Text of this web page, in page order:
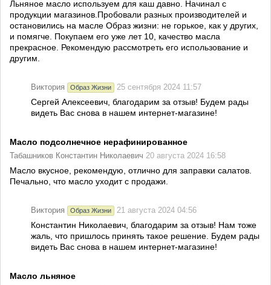
Льняное масло используем для каш давно. Начинал с
продукции магазинов.Пробовали разных производителей и
остановились на масле Образ жизни: не горькое, как у других,
и помягче. Покупаем его уже лет 10, качество масла
прекрасное. Рекомендую рассмотреть его использование и
другим.
Виктория Образ Жизни 25 сентября 2024 11:57
Сергей Алексеевич, благодарим за отзыв! Будем рады
видеть Вас снова в нашем интернет-магазине!
Масло подсолнечное нерафинированное
Табашников Константин Николаевич 20 августа 2024 16:58
Масло вкусное, рекомендую, отлично для заправки салатов.
Печально, что масло уходит с продажи.
Виктория Образ Жизни 21 августа 2024 04:56
Константин Николаевич, благодарим за отзыв! Нам тоже
жаль, что пришлось принять такое решение. Будем рады
видеть Вас снова в нашем интернет-магазине!
Масло льняное